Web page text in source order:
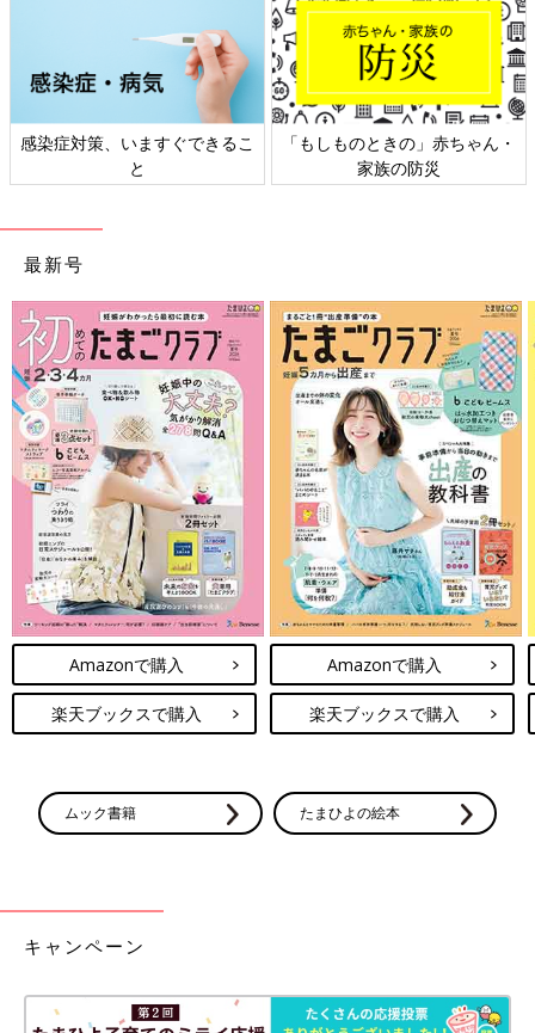
」赤ちゃん・
日本外来小児科学会リーフレッ
六星占術 細木か
最新号
Amazonで購入
楽天ブックスで購入
Amazonで購入
楽天ブックスで購入
ムック書籍 たまひよの絵本
キャンペーン